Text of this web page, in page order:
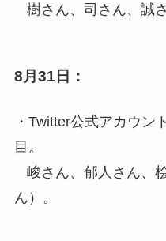
樹さん、司さん、誠
8月31日：
・Twitter公式アカウン
目。
峻さん、郁人さん、
ん）。